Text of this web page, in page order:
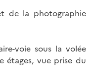
de la photographie
voie sous la volée
étages, vue prise du